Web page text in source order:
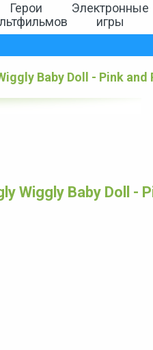
Герои
Электронные
игры
Baby Doll - Pink and
Wiggly Baby Doll -